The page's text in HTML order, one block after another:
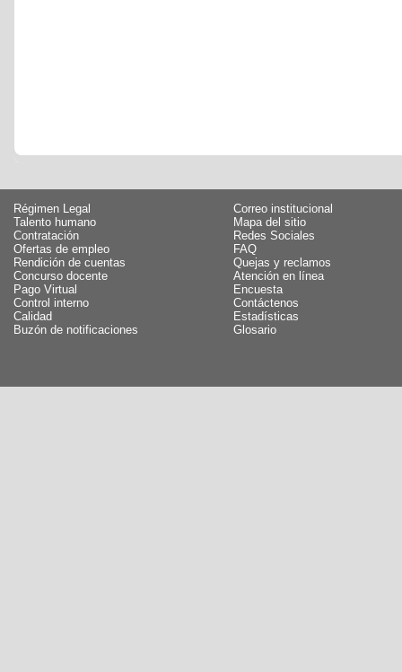
Régimen Legal
Talento humano
Contratación
Ofertas de empleo
Rendición de cuentas
Concurso docente
Pago Virtual
Control interno
Calidad
Buzón de notificaciones
Correo institucional
Mapa del sitio
Redes Sociales
FAQ
Quejas y reclamos
Atención en línea
Encuesta
Contáctenos
Estadísticas
Glosario